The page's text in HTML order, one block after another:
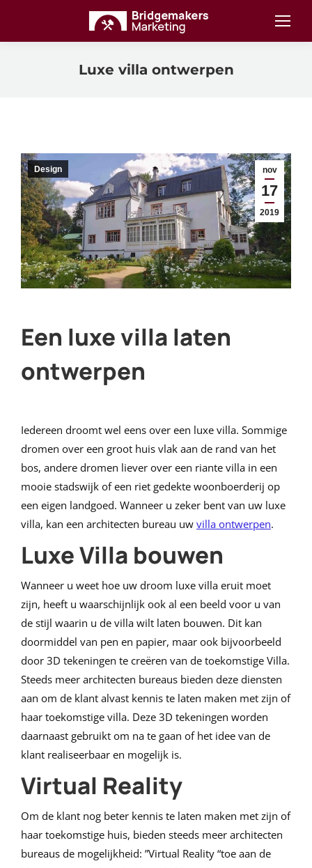
Luxe villa ontwerpen
nov
17
2019
Design
Een luxe villa laten
ontwerpen
Iedereen droomt wel eens over een luxe villa. Sommige
dromen over een groot huis vlak aan de rand van het
bos, andere dromen liever over een riante villa in een
mooie stadswijk of een riet gedekte woonboerderij op
een eigen landgoed. Wanneer u zeker bent van uw luxe
villa, kan een architecten bureau uw villa ontwerpen.
Luxe Villa bouwen
Wanneer u weet hoe uw droom luxe villa eruit moet
zijn, heeft u waarschijnlijk ook al een beeld voor u van
de stijl waarin u de villa wilt laten bouwen. Dit kan
doormiddel van pen en papier, maar ook bijvoorbeeld
door 3D tekeningen te creëren van de toekomstige Villa.
Steeds meer architecten bureaus bieden deze diensten
aan om de klant alvast kennis te laten maken met zijn of
haar toekomstige villa. Deze 3D tekeningen worden
daarnaast gebruikt om na te gaan of het idee van de
klant realiseerbaar en mogelijk is.
Virtual Reality
Om de klant nog beter kennis te laten maken met zijn of
haar toekomstige huis, bieden steeds meer architecten
bureaus de mogelijkheid: ”Virtual Reality “toe aan de